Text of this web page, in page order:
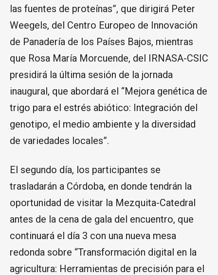
las fuentes de proteínas”, que dirigirá Peter
Weegels, del Centro Europeo de Innovación
de Panadería de los Países Bajos, mientras
que Rosa María Morcuende, del IRNASA-CSIC
presidirá la última sesión de la jornada
inaugural, que abordará el “Mejora genética de
trigo para el estrés abiótico: Integración del
genotipo, el medio ambiente y la diversidad
de variedades locales”.
El segundo día, los participantes se
trasladarán a Córdoba, en donde tendrán la
oportunidad de visitar la Mezquita-Catedral
antes de la cena de gala del encuentro, que
continuará el día 3 con una nueva mesa
redonda sobre “Transformación digital en la
agricultura: Herramientas de precisión para el